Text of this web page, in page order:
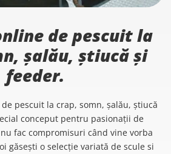
de pescuit la
șalău, știucă și
feeder.
pescuit la crap, somn, șalău, știucă
conceput pentru pasionații de
fac compromisuri când vine vorba
găsești o selecție variată de scule si